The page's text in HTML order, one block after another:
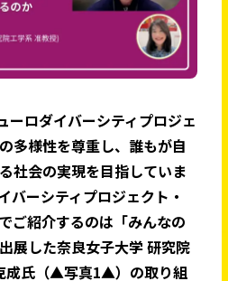
ーロダイバーシティプロジェ
多様性を尊重し、誰もが自
社会の実現を目指していま
バーシティプロジェクト・
ご紹介するのは「みんなの
展した奈良女子大学 研究院
氏（▲写真1▲）の取り組